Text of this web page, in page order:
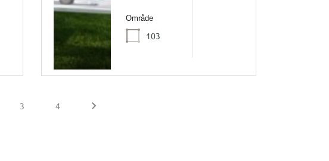
Område
103
3 4